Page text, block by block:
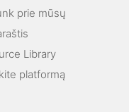
prie mūsų
Library
platformą